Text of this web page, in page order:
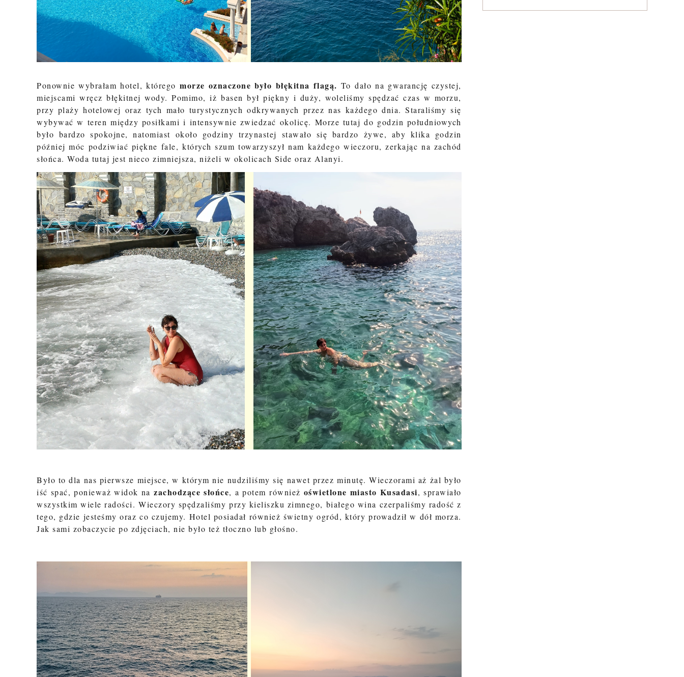
Ponownie wybrałam hotel, któregomorze oznaczone było błękitna flagą. To dało na gwarancję czystej,
miejscami wręcz błękitnej wody. Pomimo, iż basen był piękny i duży, woleliśmy spędzać czas w morzu,
przy plaży hotelowej oraz tych mało turystycznych odkrywanych przez nas każdego dnia. Staraliśmy się
wybywać w teren między posiłkami i intensywnie zwiedzać okolicę. Morze tutaj do godzin południowych
było bardzo spokojne, natomiast około godziny trzynastej stawało się bardzo żywe, aby klika godzin
później móc podziwiać piękne fale, których szum towarzyszył nam każdego wieczoru, zerkając na zachód
słońca. Woda tutaj jest nieco zimniejsza, niżeli w okolicach Side oraz Alanyi.
Było to dla nas pierwsze miejsce, w którym nie nudziliśmy się nawet przez minutę. Wieczorami aż żal było
iść spać, ponieważ widok nazachodzące słońce, a potem również oświetlone miasto Kusadasi, sprawiało
wszystkim wiele radości. Wieczory spędzaliśmy przy kieliszku zimnego, białego wina czerpaliśmy radość z
tego, gdzie jesteśmy oraz co czujemy. Hotel posiadał również świetny ogród, który prowadził w dół morza.
Jak sami zobaczycie po zdjęciach, nie było też tłoczno lub głośno.